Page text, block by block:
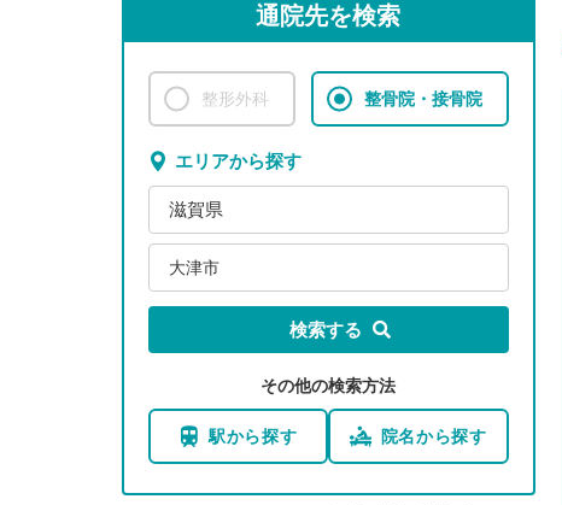
通院先を検索
整形外科 整骨院・接骨院
エリアから探す
滋賀県
大津市
検索する
その他の検索方法
駅から探す 院名から探す